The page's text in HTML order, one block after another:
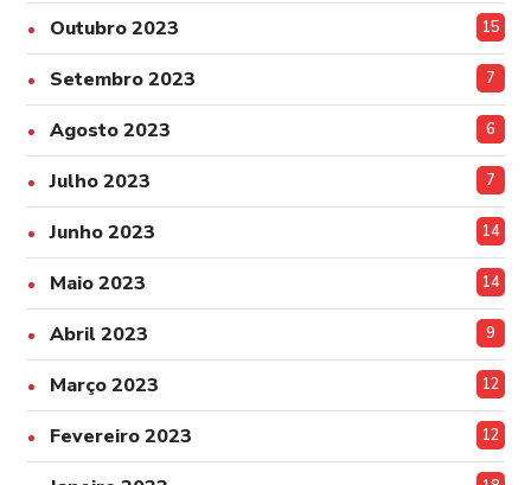
Outubro 2023 15
Setembro 2023 7
Agosto 2023 6
Julho 2023 7
Junho 2023 14
Maio 2023 14
Abril 2023 9
Março 2023 12
Fevereiro 2023 12